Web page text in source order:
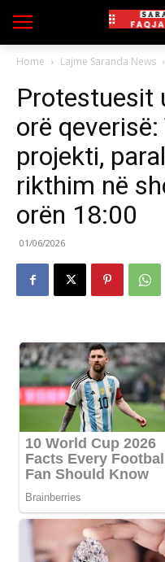
Home Lajme Saranda News
Protestuesit
orë
projekti,
rikthim në
orën 18:00
01/06/2026